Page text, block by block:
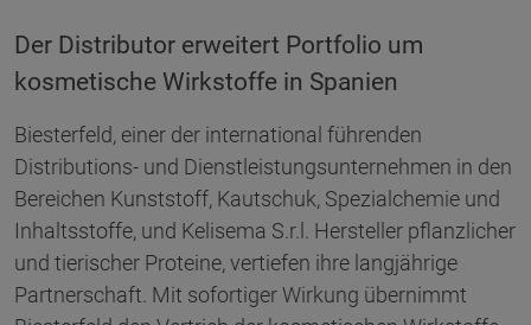
Der Distributor erweitert Portfolio um
kosmetische Wirkstoffe in Spanien
Biesterfeld, einer der international führenden
Distributions- und Dienstleistungsunternehmen in den
Bereichen Kunststoff, Kautschuk, Spezialchemie und
Inhaltsstoffe, und Kelisema S.r.l. Hersteller pflanzlicher
und tierischer Proteine, vertiefen ihre langjährige
Partnerschaft. Mit sofortiger Wirkung übernimmt